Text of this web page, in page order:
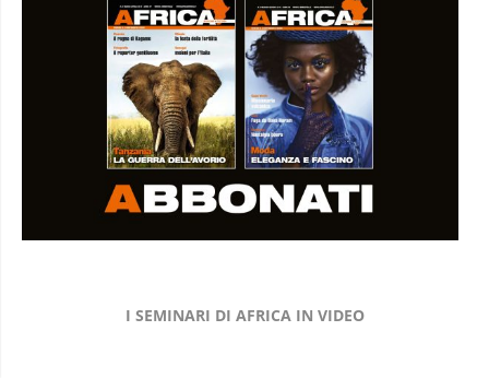
I SEMINARI DI AFRICA IN VIDEO